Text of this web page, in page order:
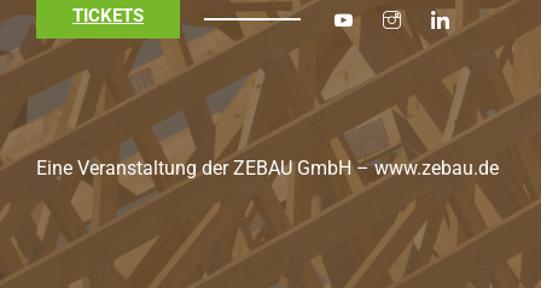
TICKETS
Eine Veranstaltung der ZEBAU GmbH –www.zebau.de